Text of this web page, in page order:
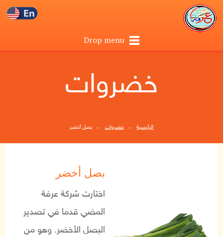
Drop menu
خضروات
الرئيسية ← خضروات ← بصل أخضر
بصل أخضر
اختارت شركة عرفة
المضي قدما في تصدير
البصلالأخضر. وهو من